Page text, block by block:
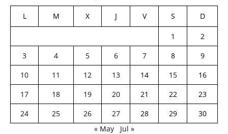
L M X J V S D
1
2
3
4 5 6 7 8
9
10
11 12 13 14 15
16
17
18 19 20 21 22
23
24
25 26 27 28 29
30
« May
Jul »